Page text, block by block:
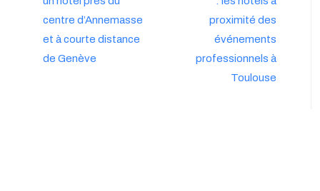
centre d’Annemasse
et à courte distance
de Genève
proximité des
événements
professionnels à
Toulouse